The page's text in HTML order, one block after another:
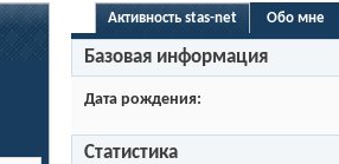
Активность stas-net Обо мне
Базовая информация
Дата рождения
Статистика